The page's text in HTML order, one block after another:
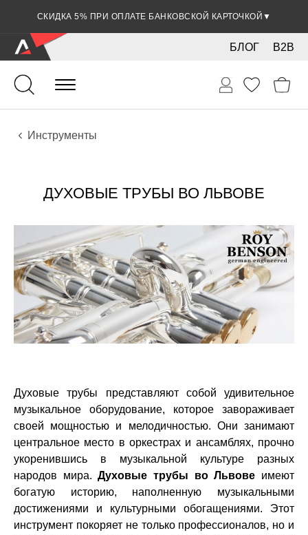
СКИДКА 5% ПРИ ОПЛАТЕ БАНКОВСКОЙ КАРТОЧКОЙ ▼
B2B
БЛОГ
Духовые
Медные
Инструменты
ДУХОВЫЕ ТРУБЫ ВО ЛЬВОВЕ
Духовые трубы представляют собой удивительное
музыкальное оборудование, которое завораживает
своей мощностью и мелодичностью. Они занимают
центральное место в оркестрах и ансамблях, прочно
укоренившись в музыкальной культуре разных
народов мира.Духовые трубы во Львове имеют
богатую историю, наполненную музыкальными
достижениями и культурными обогащениями. Этот
инструмент покоряет не только профессионалов, но и